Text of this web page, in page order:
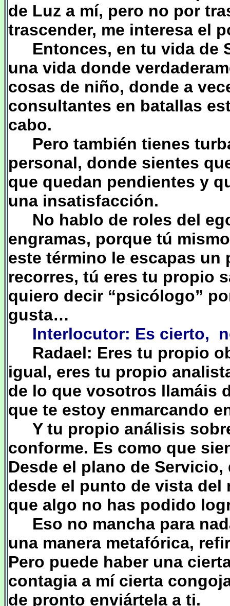
de Luz a mí, pero no por
trascender, me interesa el
Entonces, en tu vida de
una vida donde
cosas de niño, donde a
consultantes en batallas
cabo.
Pero también tienes
personal, donde sientes
que quedan pendientes y
una insatisfacción.
No hablo de roles del
engramas, porque tú
este término le escapas un
recorres, tú eres tu propio
quiero decir “psicólogo”
gusta…
Interlocutor: Es cierto,
Radael: Eres tu propio
igual, eres tu propio
de lo que vosotros llamáis
que te estoy enmarcando
Y tu propio análisis
conforme. Es como que
Desde el plano de
desde el punto de vista del
que algo no has podido
Eso no mancha para
una manera metafórica,
Pero puede haber una
contagia a mí cierta
de pronto enviártela a ti.